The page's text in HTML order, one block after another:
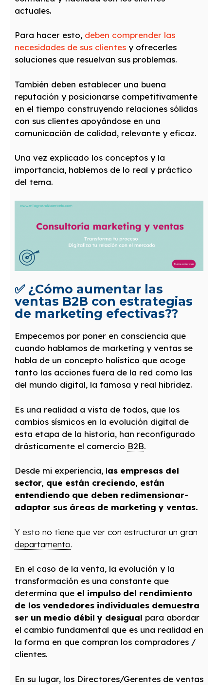
actuales.
Para hacer esto, deben comprender las
necesidades de sus clientes y ofrecerles
soluciones que resuelvan sus problemas.
También deben establecer una buena
reputación y posicionarse competitivamente
en el tiempo construyendo relaciones sólidas
con sus clientes apoyándose en una
comunicación de calidad, relevante y eficaz.
Una vez explicado los conceptos y la
importancia, hablemos de lo real y práctico
del tema.
✅ ¿Cómo aumentar las
ventas B2B con estrategias
de marketing efectivas??
Empecemos por poner en consciencia que
cuando hablamos de marketing y ventas se
habla de un concepto holístico que acoge
tanto las acciones fuera de la red como las
del mundo digital, la famosa y real hibridez.
Es una realidad a vista de todos, que los
cambios sísmicos en la evolución digital de
esta etapa de la historia, han reconfigurado
drásticamente el comercio B2B.
Desde mi experiencia, las empresas del
sector, que están creciendo, están
entendiendo que deben redimensionar-
adaptar sus áreas de marketing y ventas.
Y esto no tiene que ver con estructurar un gran
departamento.
En el caso de la venta, la evolución y la
transformación es una constante que
determina que el impulso del rendimiento
de los vendedores individuales demuestra
ser un medio débil y desigual para abordar
el cambio fundamental que es una realidad en
la forma en que compran los compradores /
clientes.
En su lugar, los Directores/Gerentes de ventas